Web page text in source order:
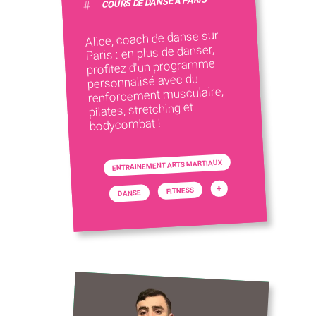
#
Alice, coach de danse sur
Paris : en plus de danser,
profitez d'un programme
personnalisé avec du
renforcement musculaire,
pilates, stretching et
bodycombat !
ENTRAINEMENT ARTS MARTIAUX
DANSE FITNESS +